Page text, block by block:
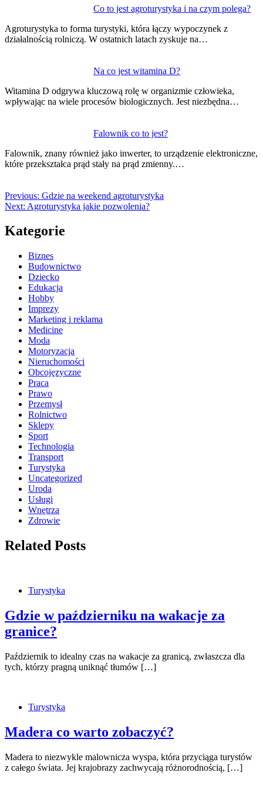
Co to jest agroturystyka i na czym polega?
Agroturystyka to forma turystyki, która łączy wypoczynek z
działalnością rolniczą. W ostatnich latach zyskuje na…
Na co jest witamina D?
Witamina D odgrywa kluczową rolę w organizmie człowieka,
wpływając na wiele procesów biologicznych. Jest niezbędna…
Falownik co to jest?
Falownik, znany również jako inwerter, to urządzenie elektroniczne,
które przekształca prąd stały na prąd zmienny.…
Previous: Gdzie na weekend agroturystyka
Next: Agroturystyka jakie pozwolenia?
Kategorie
Biznes
Budownictwo
Dziecko
Edukacja
Hobby
Imprezy
Marketing i reklama
Medicine
Moda
Motoryzacja
Nieruchomości
Obcojęzyczne
Praca
Prawo
Przemysł
Rolnictwo
Sklepy
Sport
Technologia
Transport
Turystyka
Uncategorized
Uroda
Usługi
Wnętrza
Zdrowie
Related Posts
Turystyka
Gdzie w październiku na wakacje za
granice?
Październik to idealny czas na wakacje za granicą, zwłaszcza dla
tych, którzy pragną uniknąć tłumów […]
Turystyka
Madera co warto zobaczyć?
Madera to niezwykle malownicza wyspa, która przyciąga turystów
z całego świata. Jej krajobrazy zachwycają różnorodnością, […]